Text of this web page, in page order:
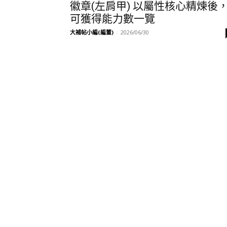
徽章(左肩甲) 以屬性核心精煉後
可獲得能力數一覽
大補帖小編(編董) - 2026/06/30